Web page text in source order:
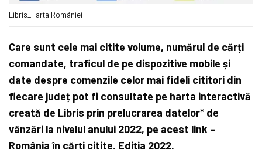
Libris_Harta României
Care sunt cele mai citite volume, numărul de cărți
comandate, traficul de pe dispozitive mobile și
date despre comenzile celor mai fideli cititori din
fiecare județ pot fi consultate pe harta interactivă
creată de Libris prin prelucrarea datelor* de
vânzări la nivelul anului 2022, pe acest link –
România în cărți citite, Ediția 2022.